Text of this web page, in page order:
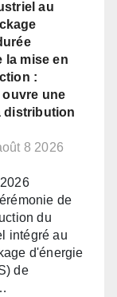
au
la mise en
:
ouvre une
distribution
8 2026
de
du
intégré au
d'énergie
de